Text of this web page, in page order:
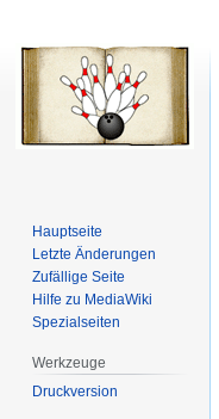
Hauptseite
Letzte Änderungen
Zufällige Seite
Hilfe zu MediaWiki
Spezialseiten
Werkzeuge
Druckversion